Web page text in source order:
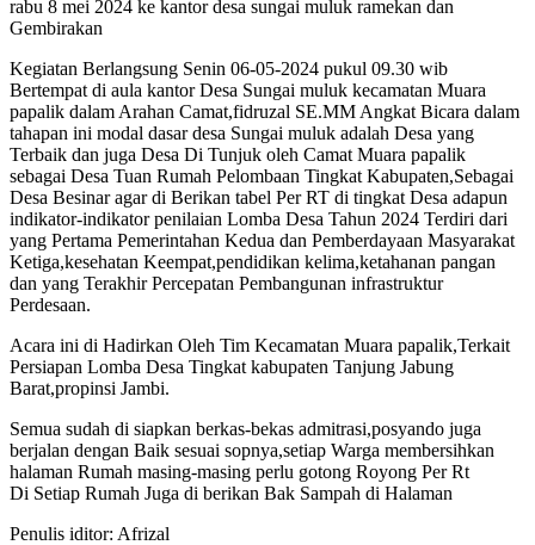
rabu 8 mei 2024 ke kantor desa sungai muluk ramekan dan
Gembirakan
Kegiatan Berlangsung Senin 06-05-2024 pukul 09.30 wib
Bertempat di aula kantor Desa Sungai muluk kecamatan Muara
papalik dalam Arahan Camat,fidruzal SE.MM Angkat Bicara dalam
tahapan ini modal dasar desa Sungai muluk adalah Desa yang
Terbaik dan juga Desa Di Tunjuk oleh Camat Muara papalik
sebagai Desa Tuan Rumah Pelombaan Tingkat Kabupaten,Sebagai
Desa Besinar agar di Berikan tabel Per RT di tingkat Desa adapun
indikator-indikator penilaian Lomba Desa Tahun 2024 Terdiri dari
yang Pertama Pemerintahan Kedua dan Pemberdayaan Masyarakat
Ketiga,kesehatan Keempat,pendidikan kelima,ketahanan pangan
dan yang Terakhir Percepatan Pembangunan infrastruktur
Perdesaan.
Acara ini di Hadirkan Oleh Tim Kecamatan Muara papalik,Terkait
Persiapan Lomba Desa Tingkat kabupaten Tanjung Jabung
Barat,propinsi Jambi.
Semua sudah di siapkan berkas-bekas admitrasi,posyando juga
berjalan dengan Baik sesuai sopnya,setiap Warga membersihkan
halaman Rumah masing-masing perlu gotong Royong Per Rt
Di Setiap Rumah Juga di berikan Bak Sampah di Halaman
Penulis iditor: Afrizal